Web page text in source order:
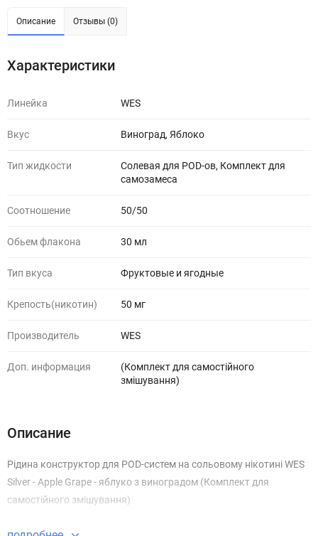
Описание Отзывы (0)
Характеристики
Линейка WES
Вкус Виноград, Яблоко
Тип жидкости
Солевая для POD-ов, Комплект для
самозамеса
Соотношение 50/50
Обьем флакона 30 мл
Тип вкуса Фруктовые и ягодные
Крепость(никотин) 50 мг
Производитель WES
Доп. информация
(Комплект для самостійного
змішування)
Описание
Рідина конструктор для POD-систем на сольовому нікотині WES
Silver - Apple Grape - яблуко з виноградом (Комплект для
самостійного змішування)